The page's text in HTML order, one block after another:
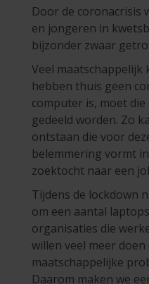
Door de coronacrisis
en jongeren in
bijzonder zwaar
Veel maatschappelijk
hebben thuis geen
computer is, moet
gedeeld worden. Zo
ontstaan die voor
belemmering vormt
zoektocht naar een
Tijdens de lockdown
om een aantal
organisaties die
willen veel meer
maatschappelijke
Daarom maken we